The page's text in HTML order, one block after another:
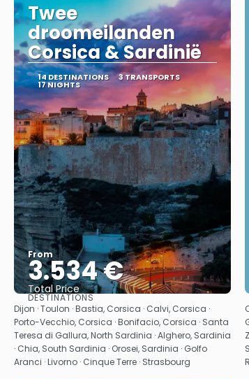
Twee
droomeilanden
Corsica & Sardinië
14 DESTINATIONS 3 TRANSPORTS
17 NIGHTS
From
3.534 €
Total Price
See
DESTINATIONS
Dijon · Toulon · Bastia, Corsica · Calvi, Corsica ·
Porto-Vecchio, Corsica · Bonifacio, Corsica · Santa
Teresa di Gallura, North Sardinia · Alghero, Sardinia
· Chia, South Sardinia · Orosei, Sardinia · Golfo
Aranci · Livorno · Cinque Terre · Strasbourg